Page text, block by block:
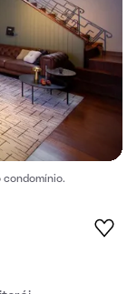
condomínio.